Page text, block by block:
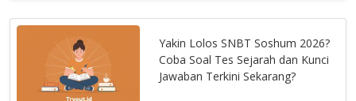
Yakin Lolos SNBT Soshum 2026?
Coba Soal Tes Sejarah dan Kunci
Jawaban Terkini Sekarang?